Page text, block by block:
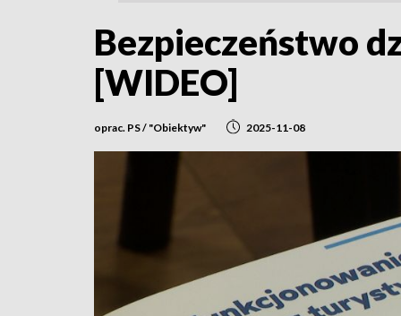
Bezpieczeństwo
[WIDEO]
oprac. PS / "Obiektyw" 2025-11-08